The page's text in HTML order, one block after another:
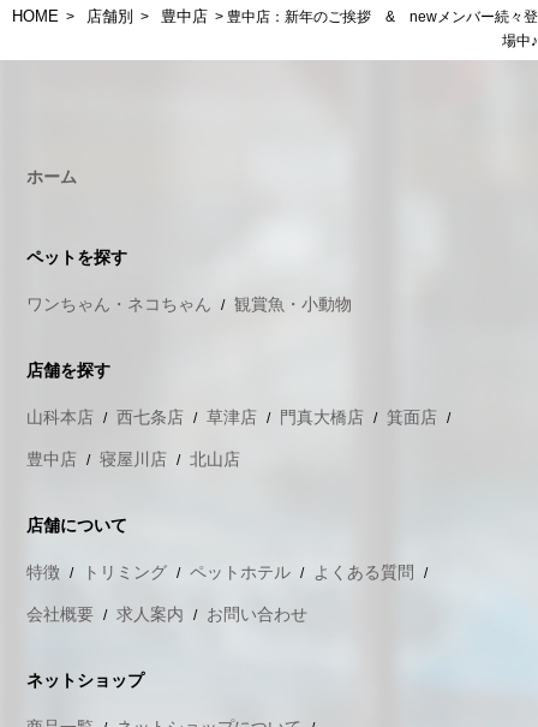
HOME > 店舗別 > 豊中店 > 豊中店：新年のご挨拶 & newメンバー続々登
場中♪
ホーム
ペットを探す
ワンちゃん・ネコちゃん 観賞魚・小動物
店舗を探す
山科本店 西七条店 草津店 門真大橋店 箕面店
豊中店 寝屋川店 北山店
店舗について
特徴 トリミング ペットホテル よくある質問
会社概要 求人案内 お問い合わせ
ネットショップ